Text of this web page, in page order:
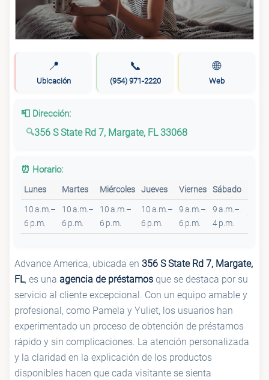
📍
Ubicación
📞
(954) 971-2220
🌐
Web
📮 Dirección:
356 S State Rd 7, Margate, FL 33068
⏰ Horario:
Lunes Martes Miércoles Jueves Viernes Sábado
10 a.m.–
6 p.m.
10 a.m.–
6 p.m.
10 a.m.–
6 p.m.
10 a.m.–
6 p.m.
9 a.m.–
6 p.m.
9 a.m.–
4 p.m.
Advance America, ubicada en 356 S State Rd 7, Margate,
FL, es una agencia de préstamos que se destaca por su
servicio al cliente excepcional. Con un equipo amable y
profesional, como Pamela y Yuliet, los usuarios han
experimentado un proceso de obtención de préstamos
rápido y sin complicaciones. La atención personalizada
y la claridad en la explicación de los productos
disponibles hacen que cada visitante se sienta